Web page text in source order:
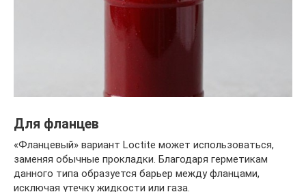
Для фланцев
«Фланцевый» вариант Loctite может использоваться,
заменяя обычные прокладки. Благодаря герметикам
данного типа образуется барьер между фланцами,
исключая утечку жидкости или газа.